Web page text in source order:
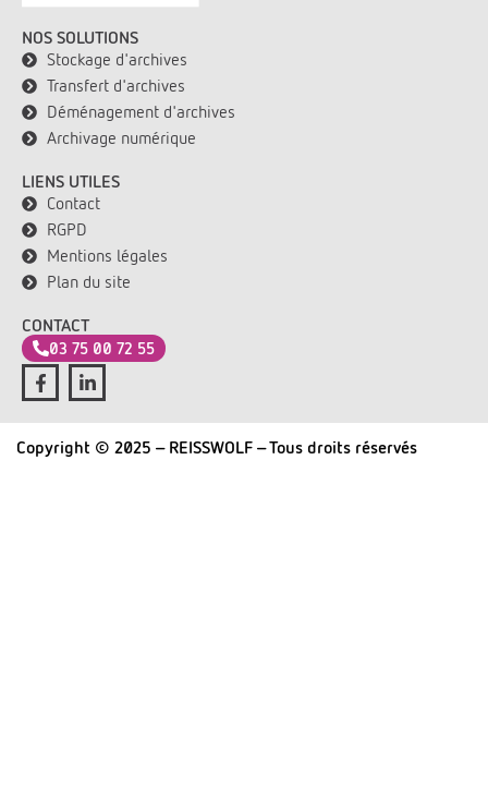
NOS SOLUTIONS
Stockage d'archives
Transfert d'archives
Déménagement d'archives
Archivage numérique
LIENS UTILES
Contact
RGPD
Mentions légales
Plan du site
CONTACT
03 75 00 72 55
Copyright © 2025 - REISSWOLF - Tous droits réservés